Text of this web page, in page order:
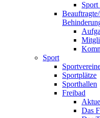
Sport
Sport
Sportplätze
Sporthallen
Freibad
Das